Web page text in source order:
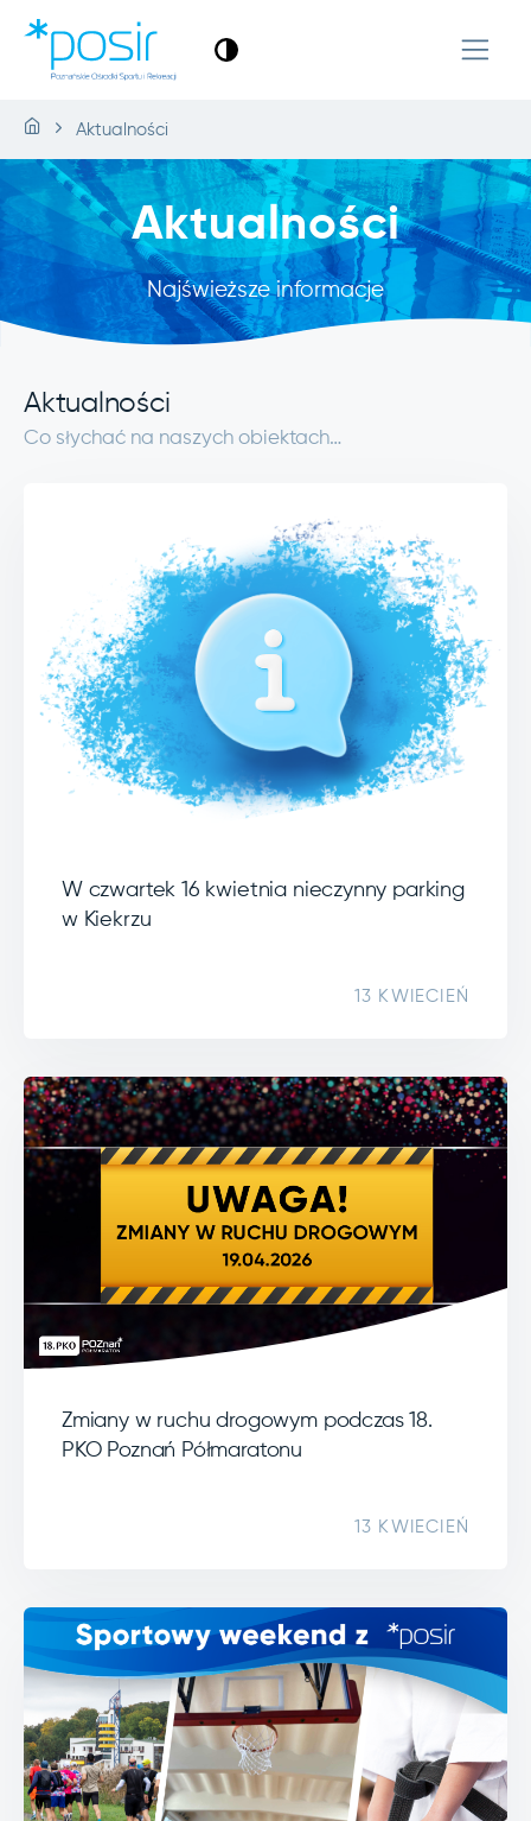
Aktualności
Aktualności
Najświeższe informacje
Aktualności
Co słychać na naszych obiektach…
W czwartek 16 kwietnia nieczynny parking
w Kiekrzu
13 KWIECIEŃ
Zmiany w ruchu drogowym podczas 18.
PKO Poznań Półmaratonu
13 KWIECIEŃ